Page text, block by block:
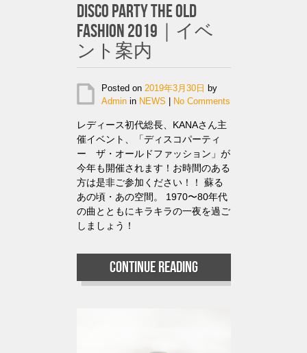
DISCO PARTY THE OLD
FASHION 2019｜イベ
ント案内
Posted on 2019年3月30日 by
Adminin NEWS No Comments
レディース初代総長、KANAさん主
催イベント、「ディスコパーティ
ー ザ・オールドファッション」が
今年も開催されます！お時間のある
方は是非ご参加ください！！ 蘇る
あの頃・あの空間。 1970〜80年代
の曲とともにキラキラの一夜を過ご
しましょう！
Continue reading